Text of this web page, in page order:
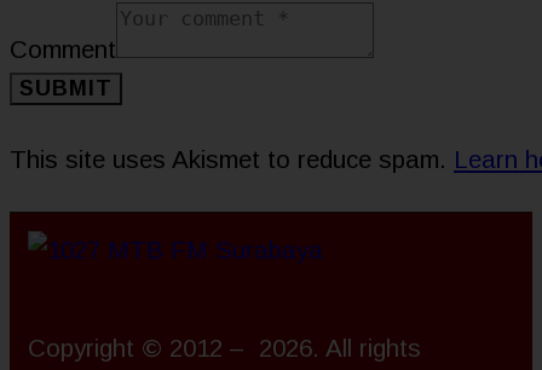
Comment
This site uses Akismet to reduce spam. Learn
Copyright © 2012 – 2026. All rights